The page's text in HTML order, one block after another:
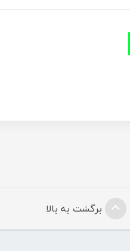
برگشت به بالا